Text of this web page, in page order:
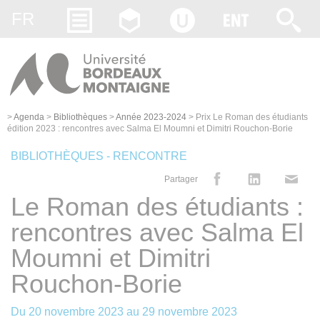
>Agenda > Bibliothèques >Année 2023-2024 > Prix Le Roman des étudiants
édition 2023 : rencontres avec Salma El Moumni et Dimitri Rouchon-Borie
BIBLIOTHÈQUES - RENCONTRE
Partager
Le Roman des étudiants :
rencontres avec Salma El
Moumni et Dimitri
Rouchon-Borie
Du 20 novembre 2023 au 29 novembre 2023